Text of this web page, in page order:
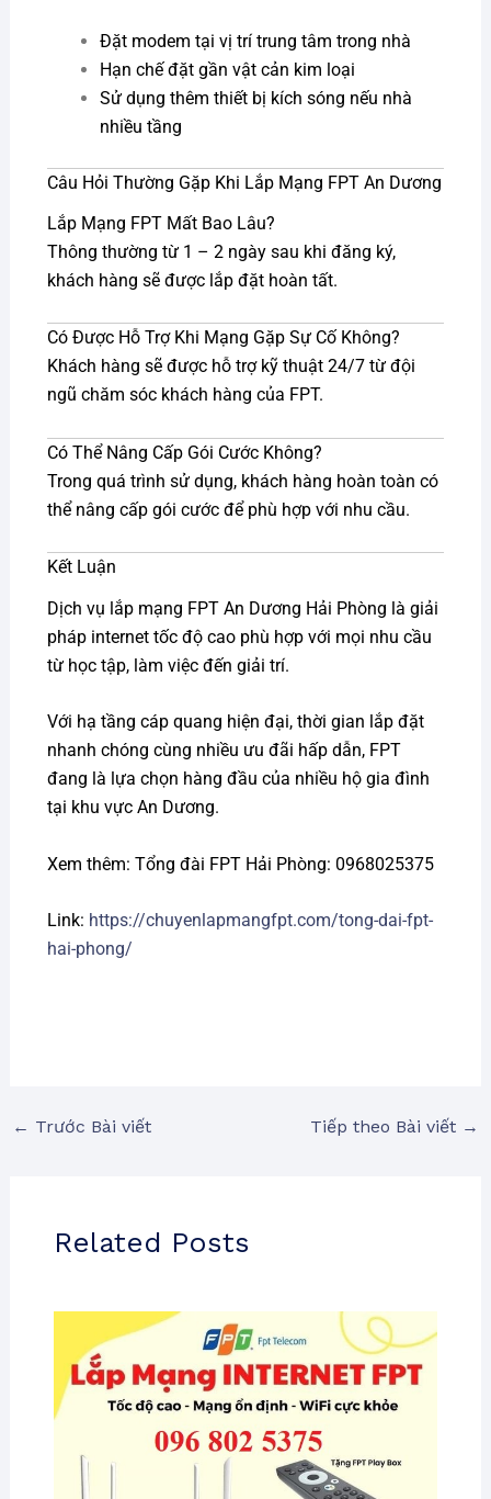
Đặt modem tại vị trí trung tâm trong nhà
Hạn chế đặt gần vật cản kim loại
Sử dụng thêm thiết bị kích sóng nếu nhà
nhiều tầng
Câu Hỏi Thường Gặp Khi Lắp Mạng FPT An Dương
Lắp Mạng FPT Mất Bao Lâu?
Thông thường từ 1 – 2 ngày sau khi đăng ký,
khách hàng sẽ được lắp đặt hoàn tất.
Có Được Hỗ Trợ Khi Mạng Gặp Sự Cố Không?
Khách hàng sẽ được hỗ trợ kỹ thuật 24/7 từ đội
ngũ chăm sóc khách hàng của FPT.
Có Thể Nâng Cấp Gói Cước Không?
Trong quá trình sử dụng, khách hàng hoàn toàn có
thể nâng cấp gói cước để phù hợp với nhu cầu.
Kết Luận
Dịch vụ lắp mạng FPT An Dương Hải Phòng là giải
pháp internet tốc độ cao phù hợp với mọi nhu cầu
từ học tập, làm việc đến giải trí.
Với hạ tầng cáp quang hiện đại, thời gian lắp đặt
nhanh chóng cùng nhiều ưu đãi hấp dẫn, FPT
đang là lựa chọn hàng đầu của nhiều hộ gia đình
tại khu vực An Dương.
Xem thêm: Tổng đài FPT Hải Phòng: 0968025375
Link: https://chuyenlapmangfpt.com/tong-dai-fpt-
hai-phong/
← Trước Bài viết Tiếp theo Bài viết →
Related Posts